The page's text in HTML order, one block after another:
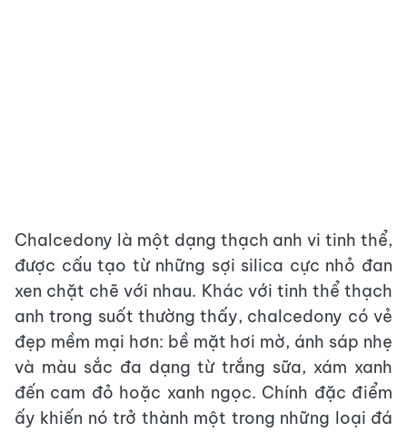
Chalcedony là một dạng thạch anh vi tinh thể,
được cấu tạo từ những sợi silica cực nhỏ đan
xen chặt chẽ với nhau. Khác với tinh thể thạch
anh trong suốt thường thấy, chalcedony có vẻ
đẹp mềm mại hơn: bề mặt hơi mờ, ánh sáp nhẹ
và màu sắc đa dạng từ trắng sữa, xám xanh
đến cam đỏ hoặc xanh ngọc. Chính đặc điểm
ấy khiến nó trở thành một trong những loại đá